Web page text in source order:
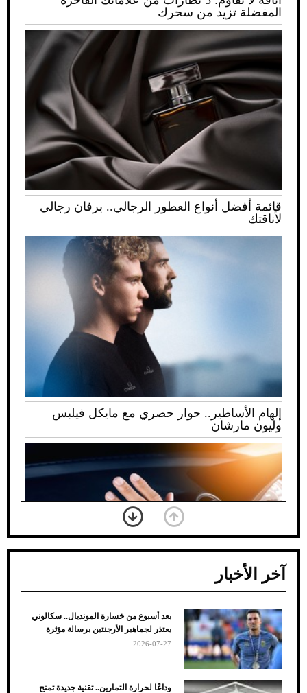
المفضلة تزيد من سحرك
قائمة أفضل أنواع العطور الرجالي.. برفان رجالي
لأناقتك
إلهام الأساطير.. حوار حصري مع مايكل فيلبس
وليون مارشان
ضعف تبريد مكيف السيارة عند الوقوف.. أشهر
الأسباب والحلول
آخر الأخبار
بعد أسبوع من خسارة المونديال.. سكالوني
يعتذر لجماهير الأرجنتين برسالة مؤثرة
2026-07-27
وداعًا لحرارة التمارين.. تقنية جديدة تمنح